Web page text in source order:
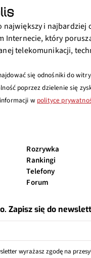
największy i
Internecie, który
telekomunikacji,
się odnośniki do
poprzez dzielenie się
w polityce
Rozrywka
Rankingi
Telefony
Forum
Zapisz się do
wyrażasz zgodę na